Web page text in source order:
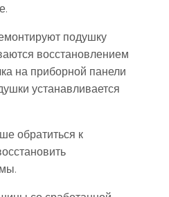
подушку
восстановлением
на приборной панели
устанавливается
обратиться к